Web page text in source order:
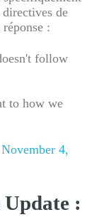
de
:
follow
to how we
November 4,
Update :